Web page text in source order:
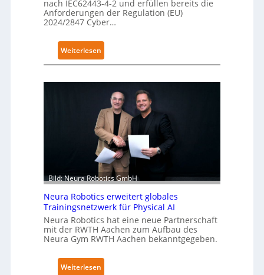
nach IEC62443-4-2 und erfüllen bereits die
Anforderungen der Regulation (EU)
2024/2847 Cyber…
Weiterlesen
K
e
r
h
ä
l
t
S
e
c
u
r
t
y
Bild: Neura Robotics GmbH
Neura Robotics erweitert globales
Trainingsnetzwerk für Physical AI
Neura Robotics hat eine neue Partnerschaft
mit der RWTH Aachen zum Aufbau des
Neura Gym RWTH Aachen bekanntgegeben.
Weiterlesen